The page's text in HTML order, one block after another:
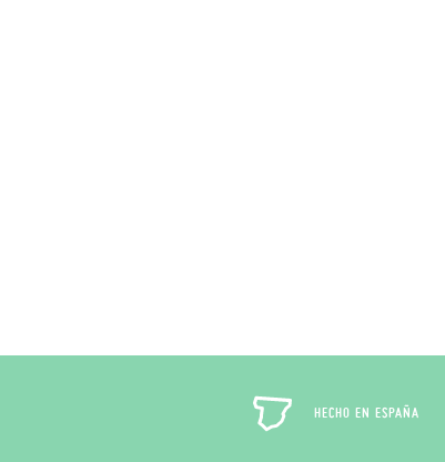
HECHO EN ESPAÑA